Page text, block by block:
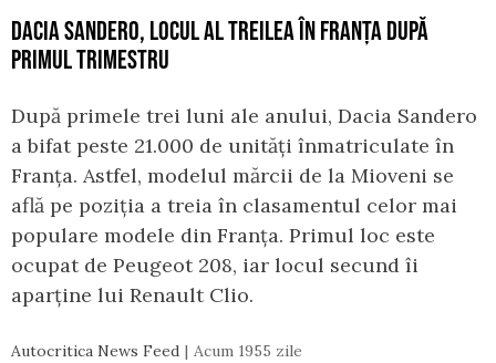
DACIA SANDERO, LOCUL AL TREILEA ÎN FRANȚA DUPĂ
PRIMUL TRIMESTRU
După primele trei luni ale anului, Dacia Sandero
a bifat peste 21.000 de unități înmatriculate în
Franța. Astfel, modelul mărcii de la Mioveni se
află pe poziția a treia în clasamentul celor mai
populare modele din Franța. Primul loc este
ocupat de Peugeot 208, iar locul secund îi
aparține lui Renault Clio.
Autocritica News Feed Acum 1955 zile